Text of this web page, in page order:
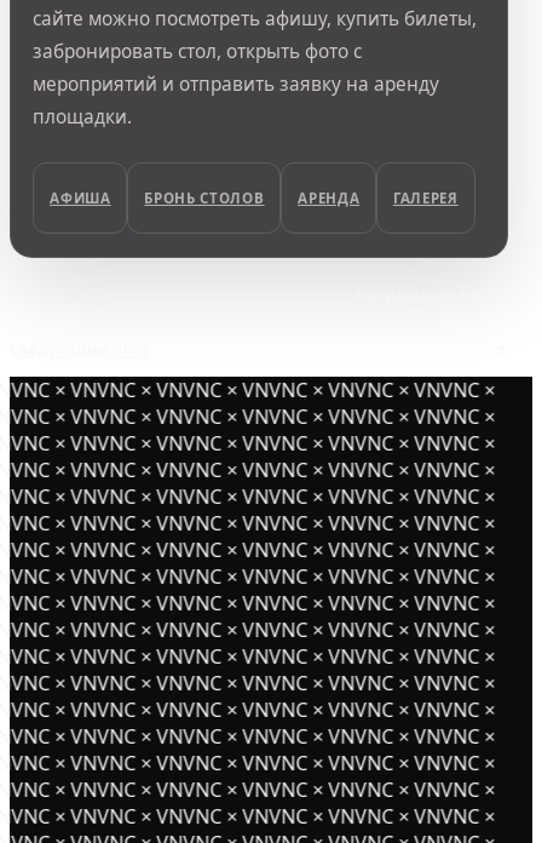
сайте можно посмотреть афишу, купить билеты,
забронировать стол, открыть фото с
мероприятий и отправить заявку на аренду
площадки.
АФИША БРОНЬ СТОЛОВ АРЕНДА ГАЛЕРЕЯ
× VNVNC × VNVNC × VNVNC × VNVNC × VNVNC ×
× VNVNC × VNVNC × VNVNC × VNVNC × VNVNC ×
× VNVNC × VNVNC × VNVNC × VNVNC × VNVNC ×
× VNVNC × VNVNC × VNVNC × VNVNC × VNVNC ×
× VNVNC × VNVNC × VNVNC × VNVNC × VNVNC ×
× VNVNC × VNVNC × VNVNC × VNVNC × VNVNC ×
× VNVNC × VNVNC × VNVNC × VNVNC × VNVNC ×
× VNVNC × VNVNC × VNVNC × VNVNC × VNVNC ×
× VNVNC × VNVNC × VNVNC × VNVNC × VNVNC ×
× VNVNC × VNVNC × VNVNC × VNVNC × VNVNC ×
× VNVNC × VNVNC × VNVNC × VNVNC × VNVNC ×
× VNVNC × VNVNC × VNVNC × VNVNC × VNVNC ×
× VNVNC × VNVNC × VNVNC × VNVNC × VNVNC ×
× VNVNC × VNVNC × VNVNC × VNVNC × VNVNC ×
× VNVNC × VNVNC × VNVNC × VNVNC × VNVNC ×
× VNVNC × VNVNC × VNVNC × VNVNC × VNVNC ×
× VNVNC × VNVNC × VNVNC × VNVNC × VNVNC ×